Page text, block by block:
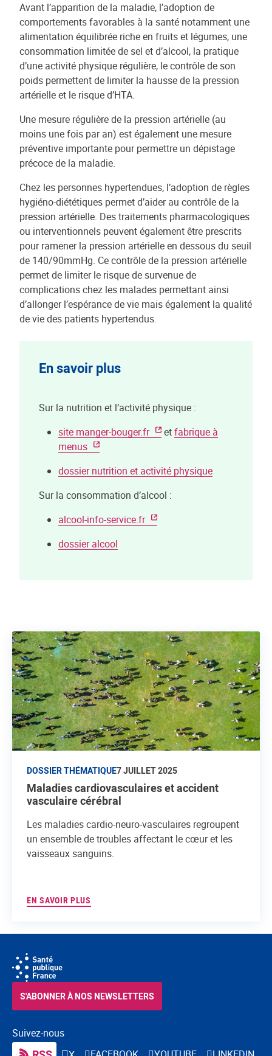
Avant l’apparition de la maladie, l’adoption de
comportements favorables à la santé notamment une
alimentation équilibrée riche en fruits et légumes, une
consommation limitée de sel et d’alcool, la pratique
d’une activité physique régulière, le contrôle de son
poids permettent de limiter la hausse de la pression
artérielle et le risque d’HTA.
Une mesure régulière de la pression artérielle (au
moins une fois par an) est également une mesure
préventive importante pour permettre un dépistage
précoce de la maladie.
Chez les personnes hypertendues, l’adoption de règles
hygiéno-diététiques permet d’aider au contrôle de la
pression artérielle. Des traitements pharmacologiques
ou interventionnels peuvent également être prescrits
pour ramener la pression artérielle en dessous du seuil
de 140/90mmHg. Ce contrôle de la pression artérielle
permet de limiter le risque de survenue de
complications chez les malades permettant ainsi
d’allonger l’espérance de vie mais également la qualité
de vie des patients hypertendus.
En savoir plus
Sur la nutrition et l’activité physique :
site manger-bouger.fr
etfabrique à
menus
dossier nutrition et activité physique
Sur la consommation d’alcool :
alcool-info-service.fr
dossier alcool
DOSSIER THÉMATIQUE7 JUILLET 2025
Maladies cardiovasculaires et accident
vasculaire cérébral
Les maladies cardio-neuro-vasculaires regroupent
un ensemble de troubles affectant le cœur et les
vaisseaux sanguins.
EN SAVOIR PLUS
Suivez-nous
S'ABONNER À NOS NEWSLETTERS